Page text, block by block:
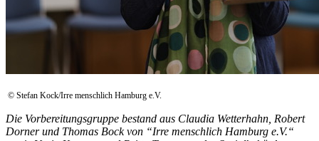
© Stefan Kock/Irre menschlich Hamburg e.V.
Die Vorbereitungsgruppe bestand aus Claudia Wetterhahn, Robert
Dorner und Thomas Bock von “Irre menschlich Hamburg e.V.“